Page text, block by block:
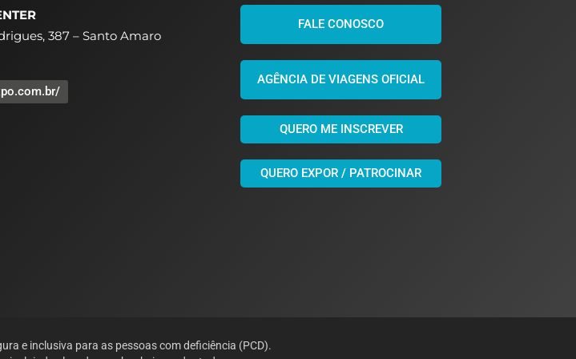
387 – Santo Amaro
FALE CONOSCO
AGÊNCIA DE VIAGENS OFICIAL
QUERO ME INSCREVER
QUERO EXPOR / PATROCINAR
e inclusiva para as pessoas com deficiência (PCD).